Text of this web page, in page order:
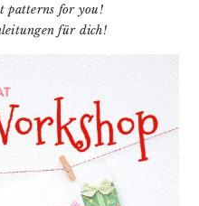
patterns for you!
für dich!